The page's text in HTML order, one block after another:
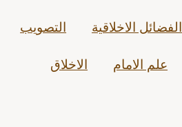
الفضائل الاخلاقية التصويب
علم الامام الاخلاق